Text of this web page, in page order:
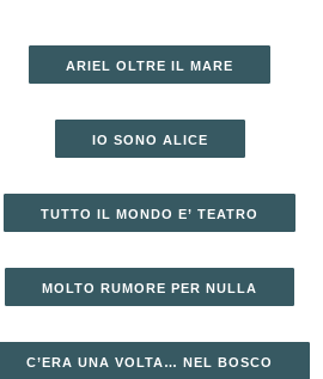
ARIEL OLTRE IL MARE
IO SONO ALICE
TUTTO IL MONDO E’ TEATRO
MOLTO RUMORE PER NULLA
C’ERA UNA VOLTA… NEL BOSCO